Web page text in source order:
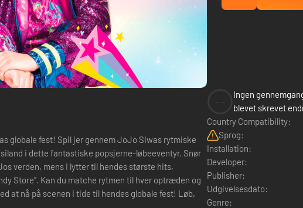
globale fest! Spil jer gennem JoJo Siwas rytmiske
i dette fantastiske popsjerne-løbeeventyr. Snør
verden, mens I lytter til hendes største hits,
Store". Kan du matche rytmen til hver optræden og
Ingen
blevet skrevet
Country Compatibility:
Sprog:
Installation:
Developer:
Publisher:
Udgivelsesdato:
Genre: